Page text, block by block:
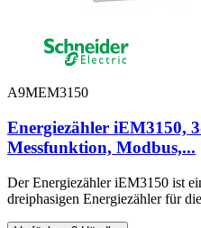
A9MEM3150
Energiezähler iEM3150,
Messfunktion, Modbus,...
Der Energiezähler iEM3150 ist
dreiphasigen Energiezähler für